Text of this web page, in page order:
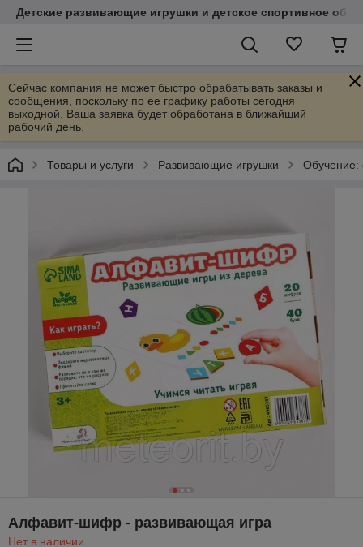
Детские развивающие игрушки и детское спортивное
Сейчас компания не может быстро обрабатывать заказы и
сообщения, поскольку по ее графику работы сегодня
выходной. Ваша заявка будет обработана в ближайший
рабочий день.
Товары и услуги Развивающие игрушки Обучение:
Алфавит-шифр - развивающая игра
Нет в наличии